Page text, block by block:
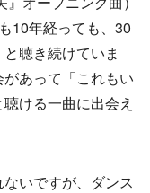
10年経っても、30
聴き続けていま
あって「これもい
ける一曲に出会え
いですが、ダンス